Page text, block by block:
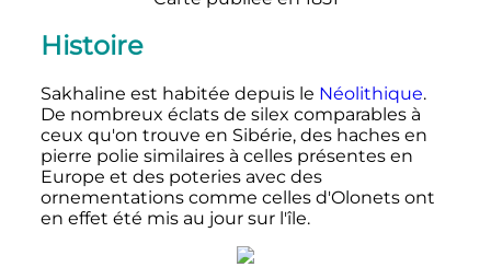
Histoire
Sakhaline est habitée depuis le Néolithique.
De nombreux éclats de silex comparables à
ceux qu'on trouve en Sibérie, des haches en
pierre polie similaires à celles présentes en
Europe et des poteries avec des
ornementations comme celles d'Olonets ont
en effet été mis au jour sur l'île.